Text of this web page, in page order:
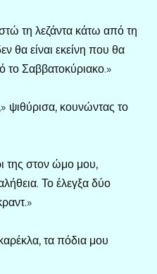
τη λεζάντα κάτω από τη
θα είναι εκείνη που θα
το Σαββατοκύριακο.»
ψιθύρισα, κουνώντας το
της στον ώμο μου,
Το έλεγξα δύο
τα πόδια μου